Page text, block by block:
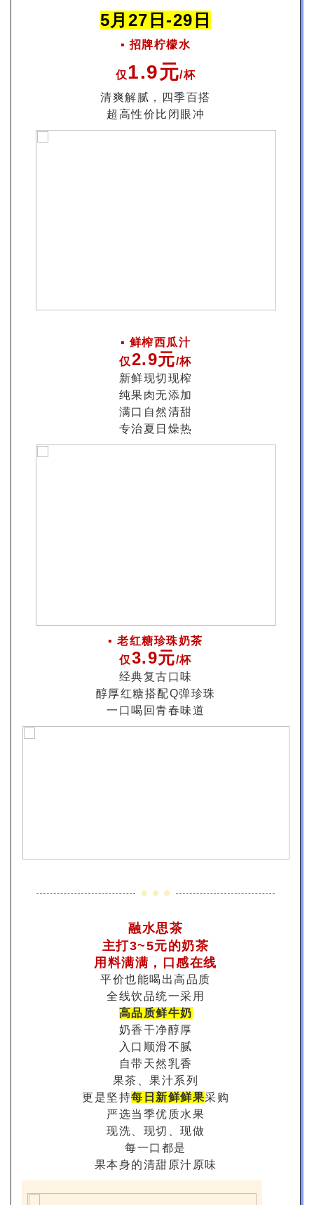
5月27日-29日
▪️ 招牌柠檬水
仅1.9元/杯
清爽解腻，四季百搭
超高性价比闭眼冲
▪️ 鲜榨西瓜汁
仅2.9元/杯
新鲜现切现榨
纯果肉无添加
满口自然清甜
专治夏日燥热
▪️ 老红糖珍珠奶茶
仅3.9元/杯
经典复古口味
醇厚红糖搭配Q弹珍珠
一口喝回青春味道
融水思茶
主打3~5元的奶茶
用料满满，口感在线
平价也能喝出高品质
全线饮品统一采用
高品质鲜牛奶
奶香干净醇厚
入口顺滑不腻
自带天然乳香
果茶、果汁系列
更是坚持每日新鲜鲜果采购
严选当季优质水果
现洗、现切、现做
每一口都是
果本身的清甜原汁原味